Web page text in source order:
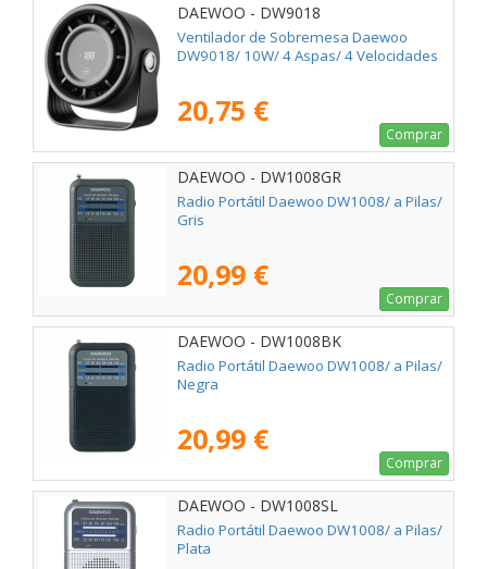
DAEWOO - DW9018
Ventilador de Sobremesa Daewoo
DW9018/ 10W/ 4 Aspas/ 4 Velocidades
20,75 €
Comprar
DAEWOO - DW1008GR
Radio Portátil Daewoo DW1008/ a Pilas/
Gris
20,99 €
Comprar
DAEWOO - DW1008BK
Radio Portátil Daewoo DW1008/ a Pilas/
Negra
20,99 €
Comprar
DAEWOO - DW1008SL
Radio Portátil Daewoo DW1008/ a Pilas/
Plata